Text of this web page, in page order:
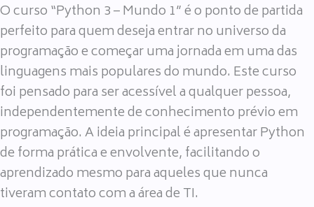
O curso “Python 3 – Mundo 1” é o ponto de partida
perfeito para quem deseja entrar no universo da
programação e começar uma jornada em uma das
linguagens mais populares do mundo. Este curso
foi pensado para ser acessível a qualquer pessoa,
independentemente de conhecimento prévio em
programação. A ideia principal é apresentar Python
de forma prática e envolvente, facilitando o
aprendizado mesmo para aqueles que nunca
tiveram contato com a área de TI.